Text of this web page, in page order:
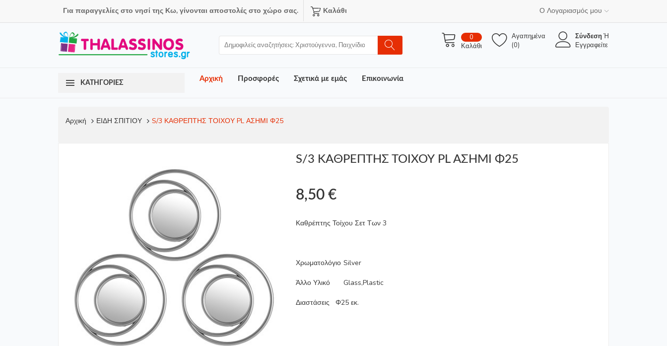
Για παραγγελίες στο νησί της Κω, γίνονται αποστολές στο χώρο σας. Καλάθι Ο Λογαριασμός μου
0
Καλάθι
Αγαπημένα
(0)
ΣύνδεσηΉ
Εγγραφείτε
ΚΑΤΗΓΟΡΙΕΣ
Αρχική Προσφορές Σχετικά με εμάς Επικοινωνία
Αρχική ΕΙΔΗ ΣΠΙΤΙΟΥ S/3 ΚΑΘΡΕΠΤΗΣ ΤΟΙΧΟΥ PL ΑΣΗΜΙ Φ25
S/3 ΚΑΘΡΕΠΤΗΣ ΤΟΙΧΟΥ PL ΑΣΗΜΙ Φ25
8,50 €
Καθρέπτης Τοίχου Σετ Των 3
Χρωματολόγιο Silver
Άλλο Υλικό Glass,Plastic
Διαστάσεις Φ25 εκ.